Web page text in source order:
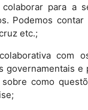
para
Podemos
etc.;
com
governamentais
como